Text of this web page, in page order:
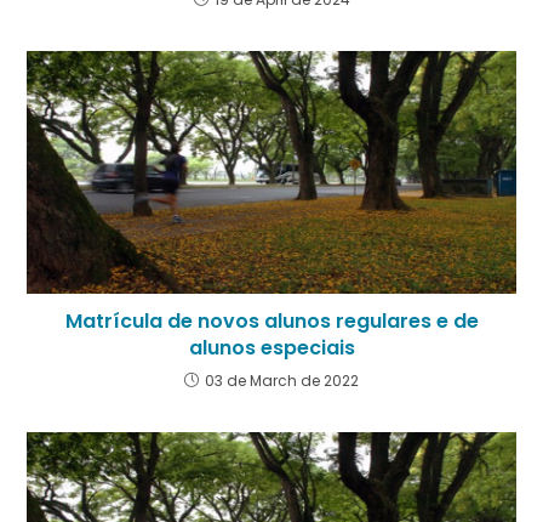
Matrícula de novos alunos regulares e de
alunos especiais
03 de March de 2022